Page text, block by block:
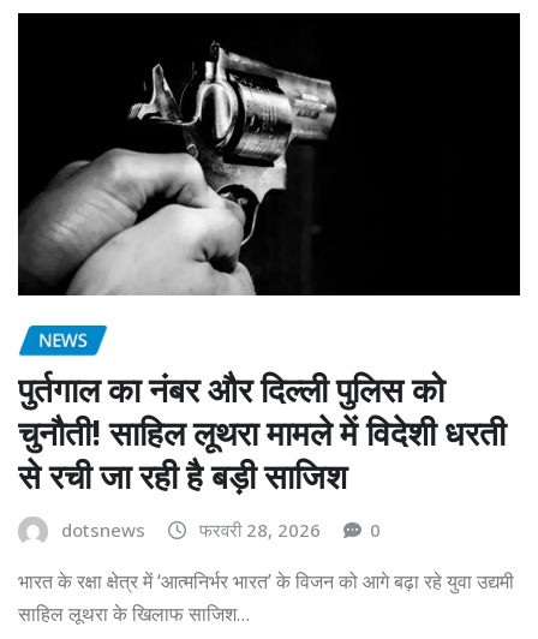
NEWS
पुर्तगाल का नंबर और दिल्ली पुलिस को
चुनौती! साहिल लूथरा मामले में विदेशी धरती
से रची जा रही है बड़ी साजिश
dotsnews फरवरी 28, 2026 0
भारत के रक्षा क्षेत्र में ‘आत्मनिर्भर भारत’ के विजन को आगे बढ़ा रहे युवा उद्यमी
साहिल लूथरा के खिलाफ साजिश…